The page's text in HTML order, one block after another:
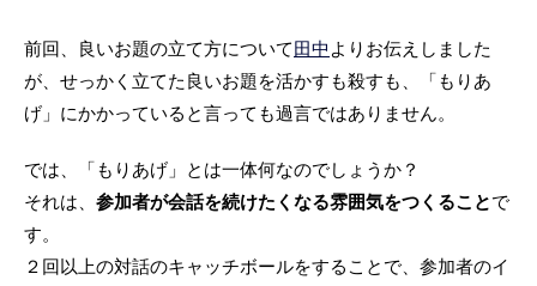
前回、良いお題の立て方について田中 よりお伝えしました
が、せっかく立てた良いお題を活かすも殺すも、「もりあ
げ」にかかっていると言っても過言ではありません。
では、「もりあげ」とは一体何なのでしょうか？
それは、 参加者が会話を続けたくなる雰囲気をつくることで
す。
２回以上の対話のキャッチボールをすることで、参加者のイ